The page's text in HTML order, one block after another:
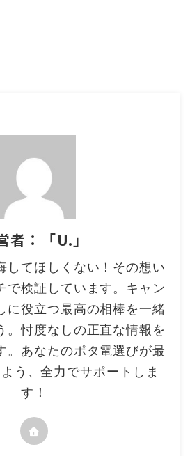
者：「U.」
してほしくない！その想い
で検証しています。キャン
に役立つ最高の相棒を一緒
。忖度なしの正直な情報を
。あなたのポタ電選びが最
う、全力でサポートしま
す！